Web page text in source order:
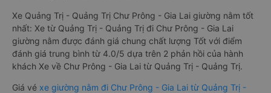
Xe Quảng Trị - Quảng Trị Chư Prông - Gia Lai giường nằm tốt
nhất: Xe từ Quảng Trị - Quảng Trị đi Chư Prông - Gia Lai
giường nằm được đánh giá chung chất lượng Tốt với điểm
đánh giá trung bình từ 4.0/5 dựa trên 2 phản hồi của hành
khách Xe về Chư Prông - Gia Lai từ Quảng Trị - Quảng Trị.
Giá vé xe giường nằm đi Chư Prông - Gia Lai từ Quảng Trị -